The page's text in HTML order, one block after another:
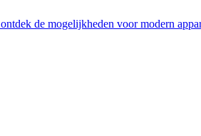
de mogelijkheden voor modern